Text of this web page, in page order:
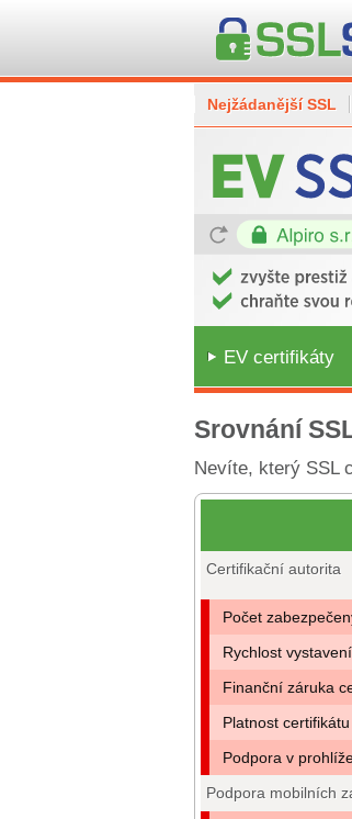
Nejžádanější SSL
EV certifikáty
Srovnání
Nevíte, který SSL
Certifikační autorita
Počet
Rychlost vystavení
Finanční záruka
Platnost
Podpora v
Podpora mobilních